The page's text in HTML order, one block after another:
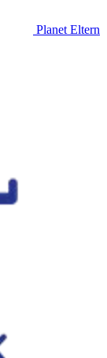
Planet Eltern